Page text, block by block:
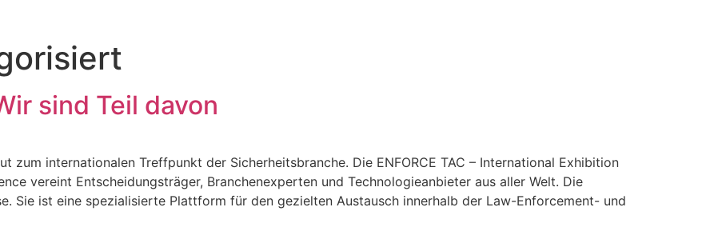
sind Teil davon
zum internationalen Treffpunkt der Sicherheitsbranche. Die ENFORCE TAC – International Exhibition
vereint Entscheidungsträger, Branchenexperten und Technologieanbieter aus aller Welt. Die
Sie ist eine spezialisierte Plattform für den gezielten Austausch innerhalb der Law-Enforcement- und